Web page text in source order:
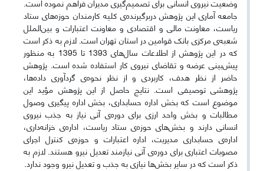
جامعه آماری این پژوهش دربرگیرنده‌ی کلیه کارمندان حوزه‌های ستاد
ریاست، معاونت مالی و اقتصادی و معاونت اعتبارات و بین‌الملل
شعبه‌ی مرکزی بانک قوامین در استان تهران است. لازم به ذکر است
که در این پژوهش از اطلاعات سال‌های 1393 تا 1395 به منظور
پیش‌بینی عرضه و تقاضای نیروی کار استفاده شده است. پژوهش
حاضر از نظر هدف، کاربردی و از نظر نحوه‌ی گردآوری داده‌ها،
پژوهشی توصیفی است. نتایج حاصل از این پژوهش مؤید این
موضوع است که بخش اداره حسابداری، بخش اداره پیگیری وصول
مطالبات و بخش واحد ارزی برای دوره‌ی آتی نیاز به جذب نیروی
انسانی دارند و بخش‌های حوزه‌ی ستاد ریاست، اداره‌ی خزانه‌داری،
اداره‌ی حسابداری مدیریت، اداره اعتبارات و حوزه‌ی کنترل اجرای
مصوبات اعتباری برای دوره‌ی آتی نیازمند تعدیل نیرو هستند. لازم به
ذکر است که در سایر بخش‌ها نیازی به جذب و تعدیل نیرو وجود ندارد.